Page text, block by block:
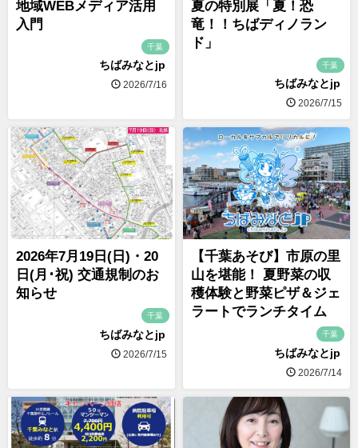
地域WEBメディア活用
入門
千葉
ちばみなとjp
2026/7/16
夏の特別展「夏！恐
竜！！ちばディノラン
ド」
千葉
ちばみなとjp
2026/7/15
2026年7月19日(日)・20
日(月･祝) 交通規制のお
知らせ
千葉
ちばみなとjp
2026/7/15
【千葉あそび】市原の里
山を堪能！ 夏野菜の収
穫体験と野菜ピザ＆ジェ
ラートでランチタイム
千葉
ちばみなとjp
2026/7/14